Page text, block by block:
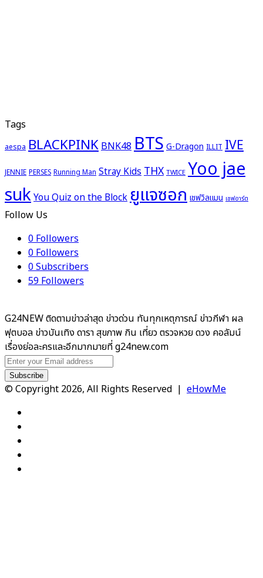
Tags
aespa BLACKPINK BNK48BTSG-Dragon ILLIT IVE
JENNIE PERSES Running Man Stray Kids THX TWICE Yoo jae
sukYou Quiz on the Blockยูแจซอก เชฟวิลแมน เชฟอาร์ต
Follow Us
0 Followers
0 Followers
0Subscribers
59 Followers
G24NEW ติดตามข่าวล่าสุด ข่าวด่วน ทันทุกเหตุการณ์ ข่าวกีฬา ผล
ฟุตบอล ข่าวบันเทิง ดารา สุขภาพ กิน เที่ยว ตรวจหวย ดวง คอลัมน์
เรื่องย่อละครและอีกมากมายที่ g24new.com
Enter
your
Email
© Copyright 2026, All Rights Reserved | eHowMe